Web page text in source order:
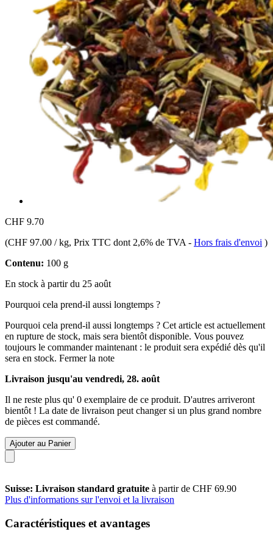
CHF 9.70
(CHF 97.00 / kg, Prix TTC dont 2,6% de TVA - Hors frais d'envoi )
Contenu: 100 g
En stock à partir du 25 août
Pourquoi cela prend-il aussi longtemps ?
Pourquoi cela prend-il aussi longtemps ? Cet article est actuellement
en rupture de stock, mais sera bientôt disponible. Vous pouvez
toujours le commander maintenant : le produit sera expédié dès qu'il
sera en stock. Fermer la note
Livraison jusqu'au vendredi, 28. août
Il ne reste plus qu' 0 exemplaire de ce produit. D'autres arriveront
bientôt ! La date de livraison peut changer si un plus grand nombre
de pièces est commandé.
Ajouter au Panier
Suisse: Livraison standard gratuite à partir de CHF 69.90
Plus d'informations sur l'envoi et la livraison
Caractéristiques et avantages